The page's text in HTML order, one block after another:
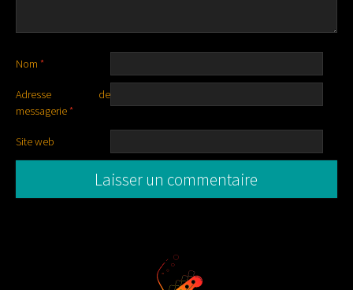
Nom *
Adresse de
messagerie*
Site web